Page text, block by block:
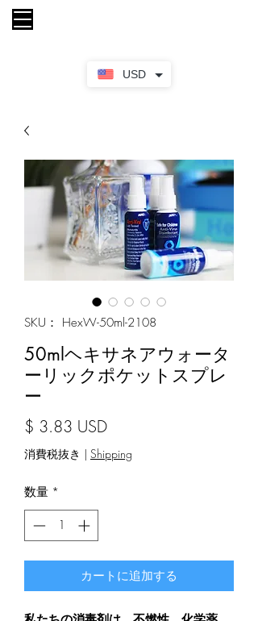
USD
SKU： HexW-50ml-2108
50mlヘキサネアウォータ
ーリックポケットスプレ
ー
$ 3.83 USD価格
消費税抜き | Shipping
数量 *
カートに追加する